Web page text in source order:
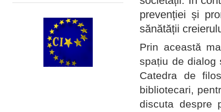
prevenției și
sănătății
Prin această
spațiu de dialog
Catedra de
bibliotecari,
discuta despre